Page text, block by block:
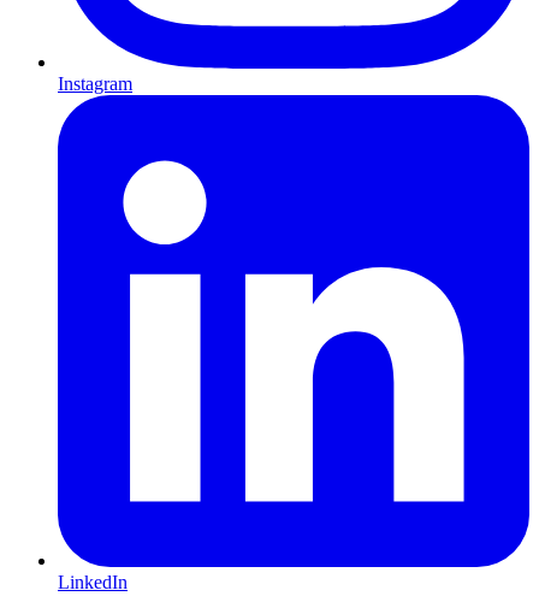
Instagram
LinkedIn